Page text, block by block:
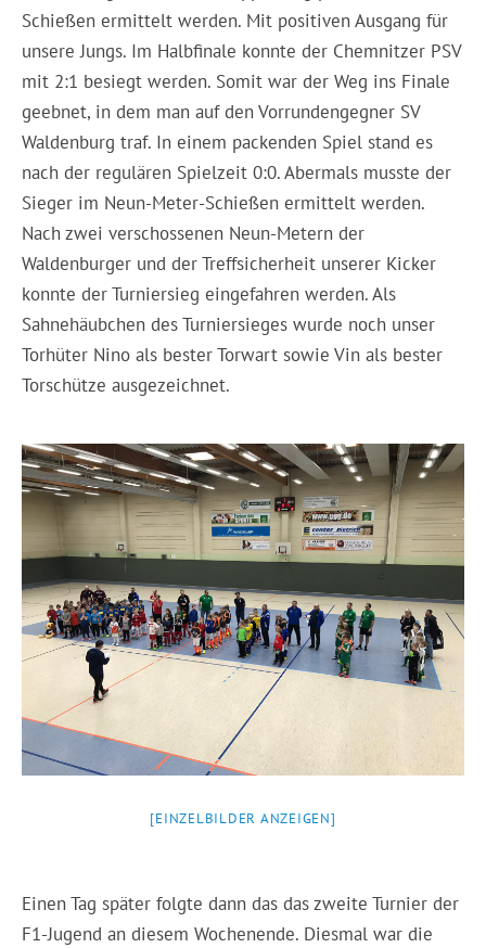
Schießen ermittelt werden. Mit positiven Ausgang für
unsere Jungs. Im Halbfinale konnte der Chemnitzer PSV
mit 2:1 besiegt werden. Somit war der Weg ins Finale
geebnet, in dem man auf den Vorrundengegner SV
Waldenburg traf. In einem packenden Spiel stand es
nach der regulären Spielzeit 0:0. Abermals musste der
Sieger im Neun-Meter-Schießen ermittelt werden.
Nach zwei verschossenen Neun-Metern der
Waldenburger und der Treffsicherheit unserer Kicker
konnte der Turniersieg eingefahren werden. Als
Sahnehäubchen des Turniersieges wurde noch unser
Torhüter Nino als bester Torwart sowie Vin als bester
Torschütze ausgezeichnet.
[EINZELBILDER ANZEIGEN]
Einen Tag später folgte dann das das zweite Turnier der
F1-Jugend an diesem Wochenende. Diesmal war die